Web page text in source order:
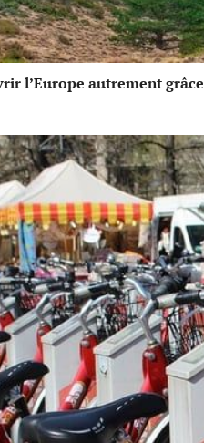
l’Europe autrement